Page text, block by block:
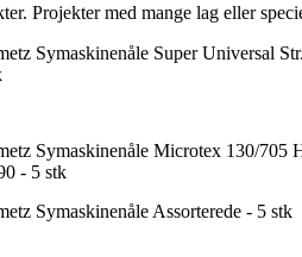
Projekter med mange lag eller
Symaskinenåle Super Universal
Symaskinenåle Microtex 130/705
- 5 stk
Symaskinenåle Assorterede - 5 stk